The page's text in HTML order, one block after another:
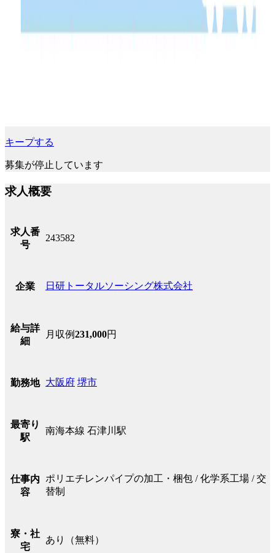
キープする
募集が停止しています
求人概要
求人番
号
243582
企業 日研トータルソーシング株式会社
給与詳
細
月収例231,000円
勤務地 大阪府 堺市
最寄り
駅
南海本線 石津川駅
仕事内
容
ポリエチレンパイプの加工・梱包 / 化学系工場 / 交
替制
寮・社
宅
あり（無料）